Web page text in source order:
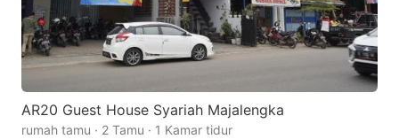
AR20 Guest House Syariah Majalengka
rumah tamu · 2 Tamu · 1 Kamar tidur